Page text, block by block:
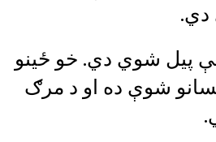
دي.
پيل شوي دي. خو ځینو
کسانو شوې ده او د مرګ